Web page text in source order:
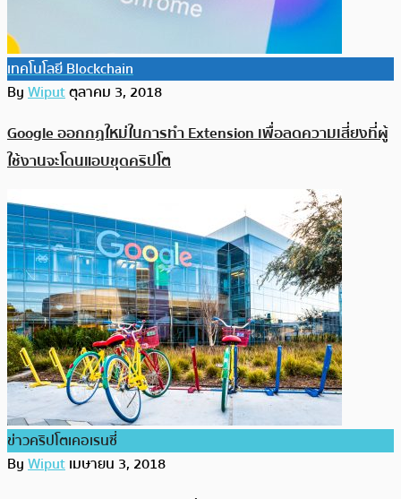
เทคโนโลยี Blockchain
ByWiputตุลาคม 3, 2018
Google ออกกฏใหม่ในการทำ Extension เพื่อลดความเสี่ยงที่ผู้
ใช้งานจะโดนแอบขุดคริปโต
ข่าวคริปโตเคอเรนซี่
ByWiputเมษายน 3, 2018